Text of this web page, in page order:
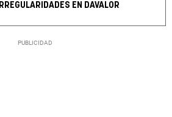
IRREGULARIDADES EN DAVALOR